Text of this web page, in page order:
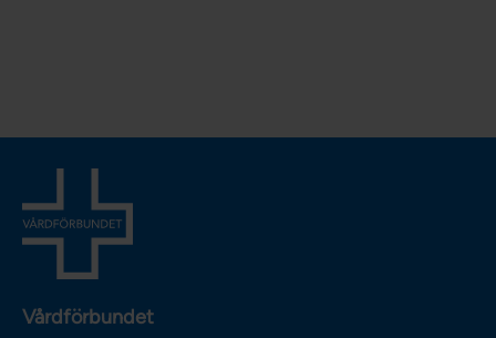
Vårdförbundet